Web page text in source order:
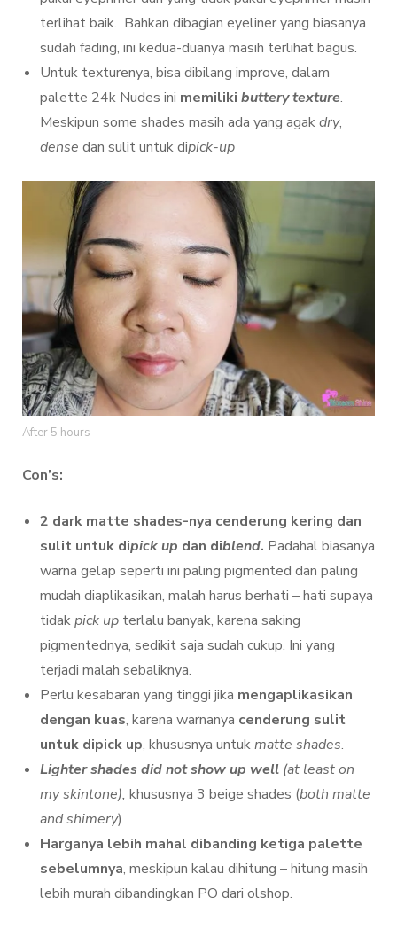
terlihat baik. Bahkan dibagian eyeliner yang biasanya
sudah fading, ini kedua-duanya masih terlihat bagus.
Untuk texturenya, bisa dibilang improve, dalam
palette 24k Nudes ini memiliki buttery texture.
Meskipun some shades masih ada yang agakdry,
dense dan sulit untuk dipick-up
After 5 hours
Con’s:
2 dark matte shades-nya cenderung kering dan
sulit untuk dipick up dan diblend. Padahal biasanya
warna gelap seperti ini paling pigmented dan paling
mudah diaplikasikan, malah harus berhati – hati supaya
tidakpick up terlalu banyak, karena saking
pigmentednya, sedikit saja sudah cukup. Ini yang
terjadi malah sebaliknya.
Perlu kesabaran yang tinggi jika mengaplikasikan
dengan kuas, karena warnanya cenderung sulit
untuk dipick up, khususnya untukmatte shades.
Lighter shades did not show up well (at least on
my skintone), khususnya 3 beige shades (both matte
and shimery)
Harganya lebih mahal dibanding ketiga palette
sebelumnya, meskipun kalau dihitung – hitung masih
lebih murah dibandingkan PO dari olshop.